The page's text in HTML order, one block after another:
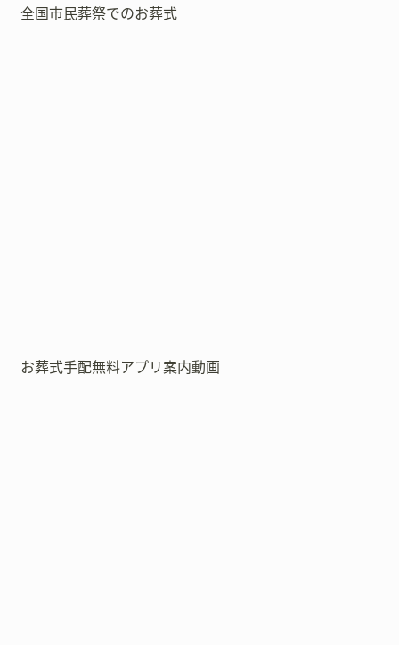
全国市民葬祭でのお葬式
お葬式手配無料アプリ案内動画